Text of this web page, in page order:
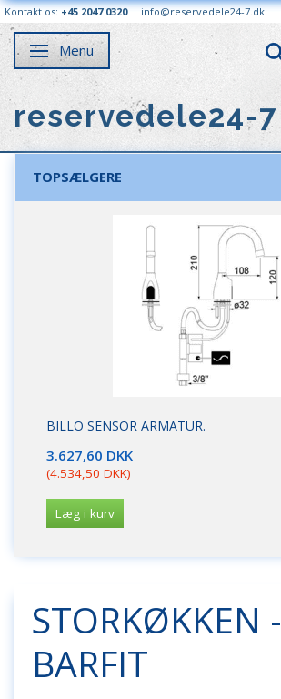
Kontakt os:+45 2047 0320 info@reservedele24-7.dk
Skifte navigation
Menu
reservedele24-7
TOPSÆLGERE
BILLO SENSOR ARMATUR.
3.627,60 DKK
(4.534,50 DKK)
Læg i kurv
STORKØKKEN -
BARFIT